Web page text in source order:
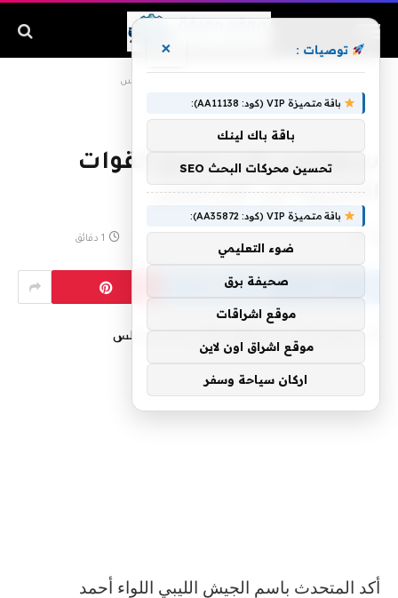
سنواصل طرد جميع القوات الأجنبية من طرابلس
سنواصل طرد جميع القوات
الأجنبية من طرابلس
1 دقائق
أكد المتحدث باسم الجيش الليبي اللواء أحمد
توصيات : ×
باقة متميزة VIP (كود: AA11138):
باقة باك لينك
تحسين محركات البحث SEO
باقة متميزة VIP (كود: AA35872):
ضوء التعليمي
صحيفة برق
موقع اشراقات
موقع اشراق اون لاين
اركان سياحة وسفر